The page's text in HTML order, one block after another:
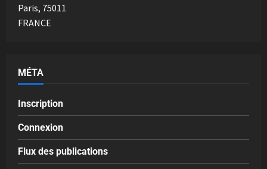
Paris, 75011
FRANCE
MÉTA
Inscription
Connexion
Flux des publications